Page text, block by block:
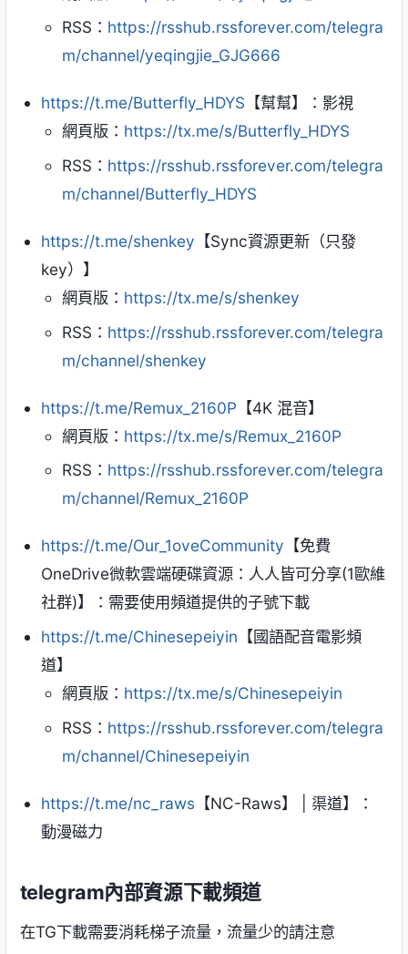
RSS： https://rsshub.rssforever.com/telegra
m/channel/yeqingjie_GJG666
https://t.me/Butterfly_HDYS 【幫幫】：影視
網頁版： https://tx.me/s/Butterfly_HDYS
RSS： https://rsshub.rssforever.com/telegra
m/channel/Butterfly_HDYS
https://t.me/shenkey 【Sync資源更新（只發
key）】
網頁版： https://tx.me/s/shenkey
RSS： https://rsshub.rssforever.com/telegra
m/channel/shenkey
https://t.me/Remux_2160P 【4K 混音】
網頁版： https://tx.me/s/Remux_2160P
RSS： https://rsshub.rssforever.com/telegra
m/channel/Remux_2160P
https://t.me/Our_1oveCommunity 【免費
OneDrive微軟雲端硬碟資源：人人皆可分享(1歐維
社群)】：需要使用頻道提供的子號下載
https://t.me/Chinesepeiyin 【國語配音電影頻
道】
網頁版： https://tx.me/s/Chinesepeiyin
RSS： https://rsshub.rssforever.com/telegra
m/channel/Chinesepeiyin
https://t.me/nc_raws 【NC-Raws】 | 渠道】：
動漫磁力
telegram內部資源下載頻道
在TG下載需要消耗梯子流量，流量少的請注意